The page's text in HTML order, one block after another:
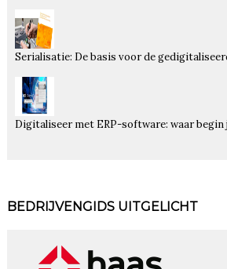
Serialisatie: De basis voor de
Digitaliseer met ERP-software: waar begin
BEDRIJVENGIDS UITGELICHT